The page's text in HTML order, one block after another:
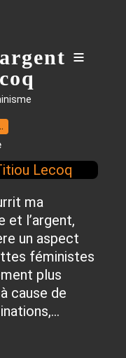
≡
ma
et l’argent,
un aspect
féministes
plus
cause de